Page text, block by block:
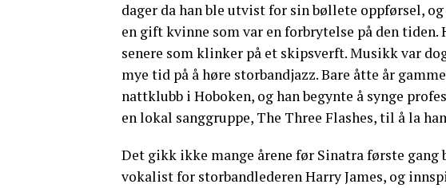
dager da han ble utvist for sin bøllete oppførsel,
en gift kvinne som var en forbrytelse på den tiden.
senere som klinker på et skipsverft. Musikk var
mye tid på å høre storbandjazz. Bare åtte år
nattklubb i Hoboken, og han begynte å synge
en lokal sanggruppe, The Three Flashes, til å la
Det gikk ikke mange årene før Sinatra første gang
vokalist for storbandlederen Harry James, og